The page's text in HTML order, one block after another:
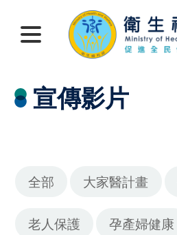
宣傳影片
全部 大家醫計畫
老人保護 孕產婦健康